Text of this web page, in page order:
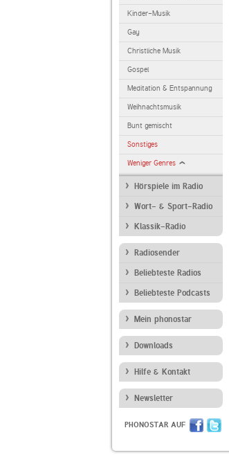
Kinder-Musik
Gay
Christliche Musik
Gospel
Meditation & Entspannung
Weihnachtsmusik
Bunt gemischt
Sonstiges
Weniger Genres
Hörspiele im Radio
Wort- & Sport-Radio
Klassik-Radio
Radiosender
Beliebteste Radios
Beliebteste Podcasts
Mein phonostar
Downloads
Hilfe & Kontakt
Newsletter
PHONOSTAR AUF